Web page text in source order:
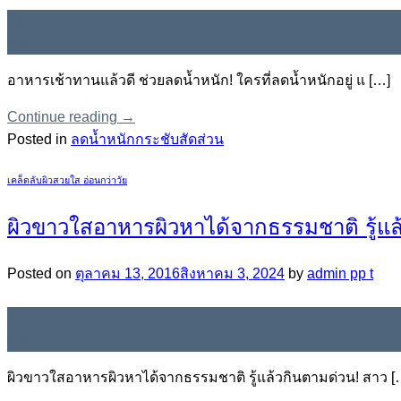
อาหารเช้าทานแล้วดี ช่วยลดน้ำหนัก! ใครที่ลดน้ำหนักอยู่ แ […]
Continue reading →
Posted in ลดน้ำหนักกระชับสัดส่วน
เคล็ดลับผิวสวยใส อ่อนกว่าวัย
ผิวขาวใสอาหารผิวหาได้จากธรรมชาติ รู้
Posted on ตุลาคม 13, 2016สิงหาคม 3, 2024 by admin pp t
ผิวขาวใสอาหารผิวหาได้จากธรรมชาติ รู้แล้วกินตามด่วน! สาว